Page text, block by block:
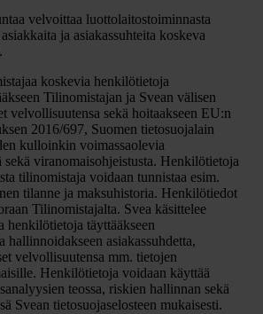
velvoittaa luottolaitostoiminnasta
ja asiakassuhteita koskeva
koskevia henkilötietoja
Tilinomistajan ja Svean välisen
velvollisuutensa sekä hoitaakseen EU:n
2016/697, Suomen tietosuojalain
kulloinkin voimassaolevia
sekä viranomaisohjeistusta. Henkilötietoja
tilinomistaja voidaan tunnistaa esim.
tilanne ja maksuhistoria. Henkilötiedot
Tilinomistajalta. Svea käsittelee
henkilötietoja täyttääkseen
hallinnoidakseen asiakassuhdetta,
velvollisuutensa mm. tietojen
Henkilötietoja voidaan käyttää
teossa, riskien hallinnan sekä
Svean tietosuojaselosteen mukaisesti.